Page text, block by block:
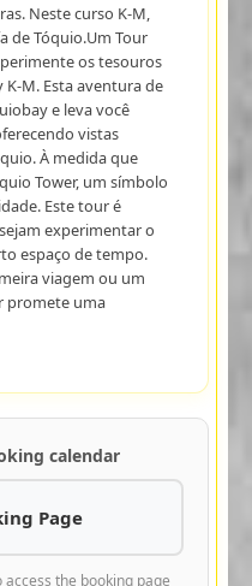
Neste curso K-M,
de Tóquio.Um Tour
os tesouros
M. Esta aventura de
e leva você
vistas
À medida que
Tower, um símbolo
Este tour é
experimentar o
espaço de tempo.
viagem ou um
promete uma
calendar
Page
the booking page